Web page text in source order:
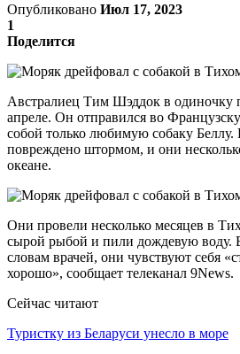
Опубликовано Июл 17, 2023
1
Поделится
Австралиец Тим Шэддок в одиночку
апреле. Он отправился во
собой только любимую собаку
повреждено штормом, и они
океане.
Они провели несколько месяцев в
сырой рыбой и пили дождевую воду.
словам врачей, они чувствуют себя
хорошо», сообщает телеканал 9News.
Сейчас читают
Туристку из Беларуси унесло в море